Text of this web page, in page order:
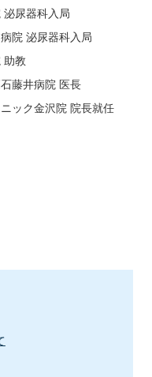
泌尿器科入局
院 泌尿器科入局
助教
藤井病院 医長
ック金沢院 院長就任